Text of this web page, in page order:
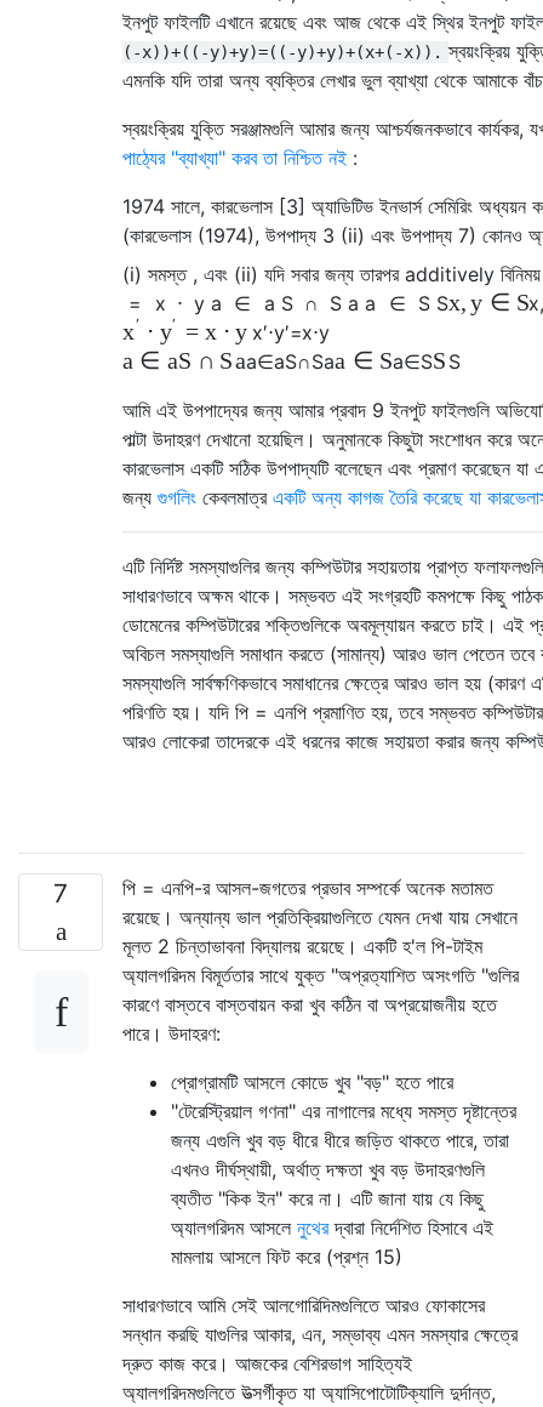
ইনপুট ফাইলটি এখানে রয়েছে এবং আজ থেকে এই স্থির ইনপুট
(-x))+((-y)+y)=((-y)+y)+(x+(-x)). স্বয়ংক্রিয়
এমনকি যদি তারা অন্য ব্যক্তির লেখার ভুল ব্যাখ্যা থেকে আমাকে
স্বয়ংক্রিয় যুক্তি সরঞ্জামগুলি আমার জন্য আশ্চর্যজনকভাবে কার্যকর,
পাঠ্যের "ব্যাখ্যা" করব তা নিশ্চিত নই :
1974 সালে, কারভেলাস [3] অ্যাডিটিভ ইনভার্স সেমিরিং অধ্যয়ন
(কারভেলাস (1974), উপপাদ্য 3 (ii) এবং উপপাদ্য 7) কোনও
(i) সমস্ত , এবং (ii) যদি সবার জন্য তারপর additively
=
x ⋅ ya ∈ a S ∩ Saa ∈ S Sx,y ∈ Sx
x′ ⋅ y′ = x ⋅ y x′⋅y′=x⋅y
a ∈ aS ∩ Saa∈aS∩Saa ∈ Sa∈SS S
আমি এই উপপাদ্যের জন্য আমার প্রবাদ 9 ইনপুট ফাইলগুলি
পাল্টা উদাহরণ দেখানো হয়েছিল। অনুমানকে কিছুটা সংশোধন
কারভেলাস একটি সঠিক উপপাদ্যটি বলেছেন এবং প্রমাণ করেছেন
জন্য গুগলিং কেবলমাত্র একটি অন্য কাগজ তৈরি করেছে যা
এটি নির্দিষ্ট সমস্যাগুলির জন্য কম্পিউটার সহায়তায় প্রাপ্ত
সাধারণভাবে অক্ষম থাকে। সম্ভবত এই সংগ্রহটি কমপক্ষে কিছু
ডোমেনের কম্পিউটারের শক্তিগুলিকে অবমূল্যায়ন করতে চাই। এই
অবিচল সমস্যাগুলি সমাধান করতে (সামান্য) আরও ভাল পেতেন তবে
সমস্যাগুলি সার্বক্ষণিকভাবে সমাধানের ক্ষেত্রে আরও ভাল হয়
পরিণতি হয়। যদি পি = এনপি প্রমাণিত হয়, তবে সম্ভবত
আরও লোকেরা তাদেরকে এই ধরনের কাজে সহায়তা করার জন্য
7
পি = এনপি-র আসল-জগতের প্রভাব সম্পর্কে অনেক মতামত
রয়েছে। অন্যান্য ভাল প্রতিক্রিয়াগুলিতে যেমন দেখা যায় সেখানে
মূলত 2 চিন্তাভাবনা বিদ্যালয় রয়েছে। একটি হ'ল পি-টাইম
অ্যালগরিদম বিমূর্ততার সাথে যুক্ত "অপ্রত্যাশিত অসংগতি "গুলির
কারণে বাস্তবে বাস্তবায়ন করা খুব কঠিন বা অপ্রয়োজনীয় হতে
পারে। উদাহরণ:
প্রোগ্রামটি আসলে কোডে খুব "বড়" হতে পারে
"টেরেস্ট্রিয়াল গণনা" এর নাগালের মধ্যে সমস্ত দৃষ্টান্তের
জন্য এগুলি খুব বড় ধীরে ধীরে জড়িত থাকতে পারে, তারা
এখনও দীর্ঘস্থায়ী, অর্থাত্ দক্ষতা খুব বড় উদাহরণগুলি
ব্যতীত "কিক ইন" করে না। এটি জানা যায় যে কিছু
অ্যালগরিদম আসলে নুথেরদ্বারা নির্দেশিত হিসাবে এই
মামলায় আসলে ফিট করে (প্রশ্ন 15)
সাধারণভাবে আমি সেই আলগোরিদিমগুলিতে আরও ফোকাসের
সন্ধান করছি যাগুলির আকার, এন, সম্ভাব্য এমন সমস্যার ক্ষেত্রে
দ্রুত কাজ করে। আজকের বেশিরভাগ সাহিত্যই
অ্যালগরিদমগুলিতে উত্সর্গীকৃত যা অ্যাসিপোটোটিক্যালি দুর্দান্ত,